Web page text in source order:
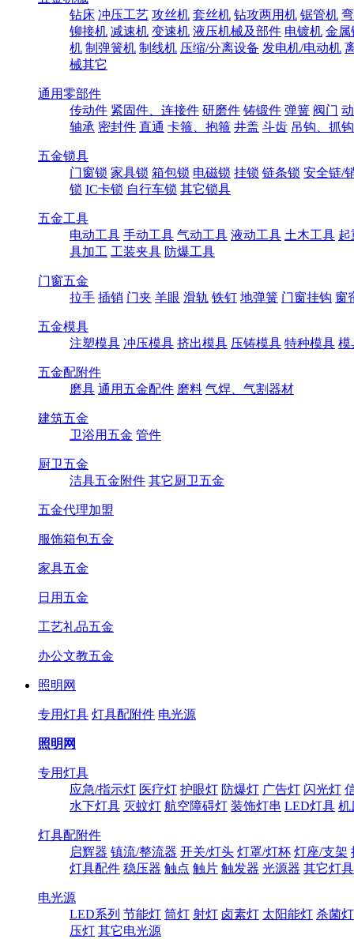
钻床 冲压工艺 攻丝机 套丝机 钻攻两用机 锯管机
铆接机 减速机 变速机 液压机械及部件 电镀机 金属
机 制弹簧机 制线机 压缩/分离设备 发电机/电动机
械其它
通用零部件
传动件 紧固件、连接件 研磨件 铸锻件 弹簧 阀门
轴承 密封件 直通 卡箍、抱箍 井盖 斗齿 吊钩、抓钩
五金锁具
门窗锁 家具锁 箱包锁 电磁锁 挂锁 链条锁 安全链/
锁 IC卡锁 自行车锁 其它锁具
五金工具
电动工具 手动工具 气动工具 液动工具 土木工具 起
具加工 工装夹具 防爆工具
门窗五金
拉手 插销 门夹 羊眼 滑轨 铁钉 地弹簧 门窗挂钩 窗
五金模具
注塑模具 冲压模具 挤出模具 压铸模具 特种模具 模
五金配附件
磨具 通用五金配件 磨料 气焊、气割器材
建筑五金
卫浴用五金 管件
厨卫五金
洁具五金附件 其它厨卫五金
五金代理加盟
服饰箱包五金
家具五金
日用五金
工艺礼品五金
办公文教五金
照明网
专用灯具 灯具配附件 电光源
照明网
专用灯具
应急/指示灯 医疗灯 护眼灯 防爆灯 广告灯 闪光灯
水下灯具 灭蚊灯 航空障碍灯 装饰灯串 LED灯具 机
灯具配附件
启辉器 镇流/整流器 开关/灯头 灯罩/灯杯 灯座/支架
灯具配件 稳压器 触点 触片 触发器 光源器 其它灯
电光源
LED系列 节能灯 筒灯 射灯 卤素灯 太阳能灯 杀菌灯
压灯 其它电光源